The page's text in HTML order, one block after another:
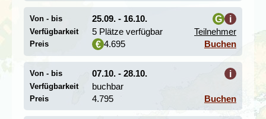
Von - bis 25.09. - 16.10. G
i
i
Verfügbarkeit 5 Plätze verfügbar Teilnehmer
Preis € 4.695 Buchen
Von - bis 07.10. - 28.10. i
Verfügbarkeit buchbar
Preis 4.795 Buchen